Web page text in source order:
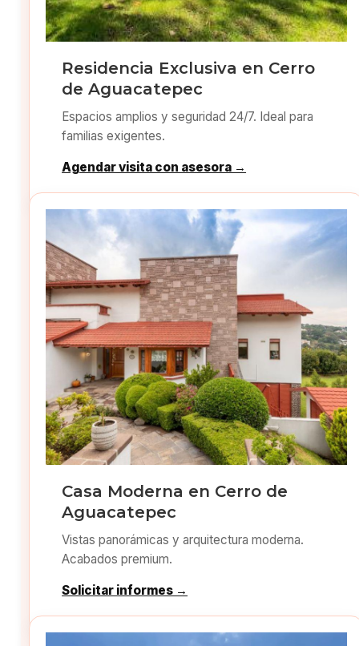
Residencia Exclusiva en Cerro
de Aguacatepec
Espacios amplios y seguridad 24/7. Ideal para
familias exigentes.
Agendar visita con asesora →
Casa Moderna en Cerro de
Aguacatepec
Vistas panorámicas y arquitectura moderna.
Acabados premium.
Solicitar informes →